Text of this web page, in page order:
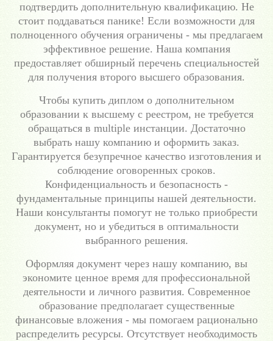
подтвердить дополнительную квалификацию. Не
стоит поддаваться панике! Если возможности для
полноценного обучения ограничены - мы предлагаем
эффективное решение. Наша компания
предоставляет обширный перечень специальностей
для получения второго высшего образования.
Чтобы купить диплом о дополнительном
образовании к высшему с реестром, не требуется
обращаться в multiple инстанции. Достаточно
выбрать нашу компанию и оформить заказ.
Гарантируется безупречное качество изготовления и
соблюдение оговоренных сроков.
Конфиденциальность и безопасность -
фундаментальные принципы нашей деятельности.
Наши консультанты помогут не только приобрести
документ, но и убедиться в оптимальности
выбранного решения.
Оформляя документ через нашу компанию, вы
экономите ценное время для профессиональной
деятельности и личного развития. Современное
образование предполагает существенные
финансовые вложения - мы помогаем рационально
распределить ресурсы. Отсутствует необходимость